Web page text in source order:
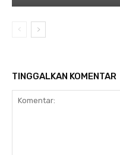
TINGGALKAN KOMENTAR